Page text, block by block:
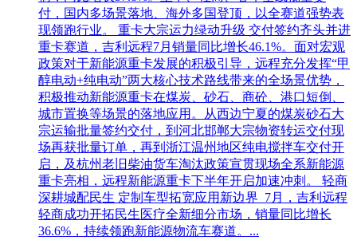
付，国内多场景落地、海外多国登顶，以全赛道强势表
现领跑行业。 重卡大宗运力绿动升级 交付签约齐头并进
重卡赛道，吉利远程7月销量同比增长46.1%。面对宏观
政策对于新能源重卡发展的积极引导，远程充分发挥“甲
醇电动+纯电动”两大核心技术路线带来的全场景优势，
积极推动新能源重卡在煤炭、砂石、商砼、港口短倒、
城市置换等场景的落地应用。从西边宁夏的煤炭砂石大
宗运输批量签约交付，到河北邯郸大宗物资转运交付现
场再获批量订单，再到浙江温州地区纯电搅拌车交付开
启，及杭州老旧柴油货车淘汰政策宣贯现场全系新能源
重卡亮相，远程新能源重卡下半年开启加速冲刺。 轻商
深耕城配民生 定制车型拓宽应用新边界 7月，吉利远程
轻商成功开拓民生医疗全新细分市场，销量同比增长
36.6%，持续领跑新能源物流车赛道。...